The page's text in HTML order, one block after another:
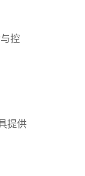
控
提供